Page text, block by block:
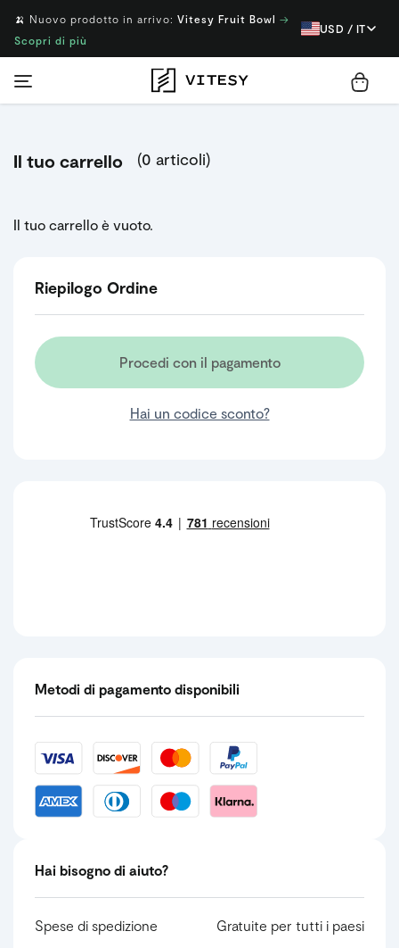
🍌 Nuovo prodotto in arrivo: Vitesy Fruit Bowl →
Scopri di più
USD / IT
Il tuo carrello (0 articoli)
Il tuo carrello è vuoto.
Riepilogo Ordine
Procedi con il pagamento
Hai un codice sconto?
Metodi di pagamento disponibili
Hai bisogno di aiuto?
Spese di spedizione
Gratuite per tutti i paesi